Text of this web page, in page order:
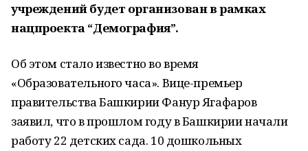
учреждений будет организован в рамках
нацпроекта “Демография”.
Об этом стало известно во время
«Образовательного часа». Вице-премьер
правительства Башкирии Фанур Ягафаров
заявил, что в прошлом году в Башкирии начали
работу 22 детских сада. 10 дошкольных